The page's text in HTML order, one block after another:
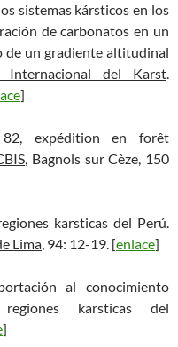
sistemas kársticos en los
de carbonatos en un
de un gradiente altitudinal
Internacional del Karst.
]
82, expédition en forêt
, Bagnols sur Cèze, 150
karsticas del Perú.
Lima, 94: 12-19. [enlace]
al conocimiento
karsticas del
]